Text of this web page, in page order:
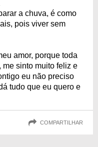
a chuva, é como
pois viver sem
amor, porque toda
me sinto muito feliz e
eu não preciso
tudo que eu quero e
COMPARTILHAR